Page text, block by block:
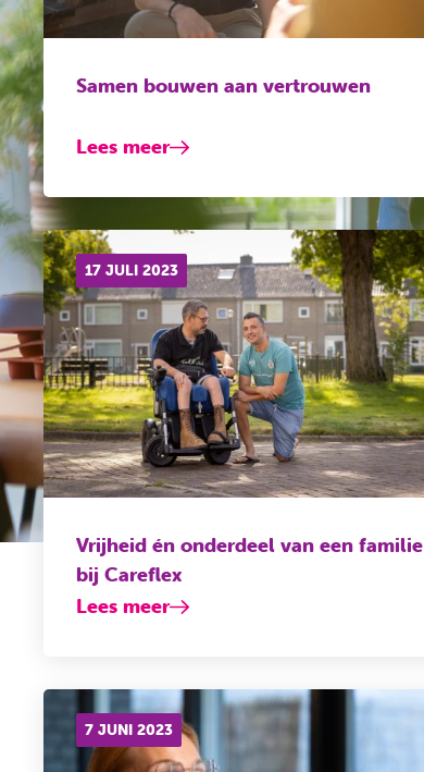
Samen bouwen aan vertrouwen
Lees meer
17 JULI 2023
Vrijheid én onderdeel van een familie
bij Careflex
Lees meer
7 JUNI 2023